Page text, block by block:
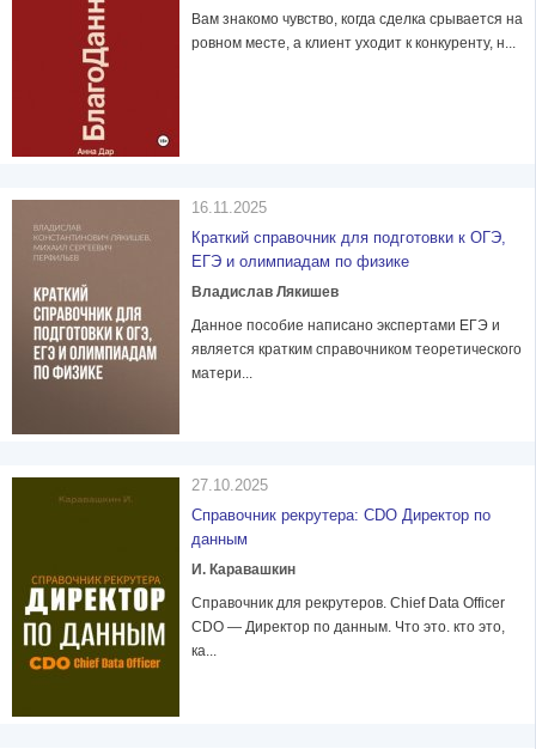
Вам знакомо чувство, когда сделка срывается на
ровном месте, а клиент уходит к конкуренту, н...
16.11.2025
Краткий справочник для подготовки к ОГЭ,
ЕГЭ и олимпиадам по физике
Владислав Лякишев
Данное пособие написано экспертами ЕГЭ и
является кратким справочником теоретического
матери...
27.10.2025
Справочник рекрутера: CDO Директор по
данным
И. Каравашкин
Справочник для рекрутеров. Chief Data Officer
CDO — Директор по данным. Что это. кто это,
ка...